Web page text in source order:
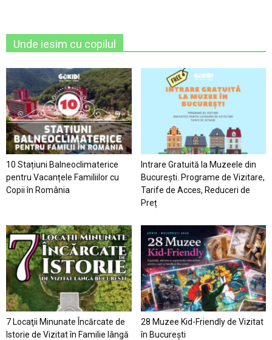
Unde iesim cu copilul
10 Stațiuni Balneoclimaterice
pentru Vacanțele Familiilor cu
Copii în România
Intrare Gratuită la Muzeele din
București. Programe de Vizitare,
Tarife de Acces, Reduceri de
Preț
7 Locaţii Minunate Încărcate de
Istorie de Vizitat în Familie lângă
28 Muzee Kid-Friendly de Vizitat
în București